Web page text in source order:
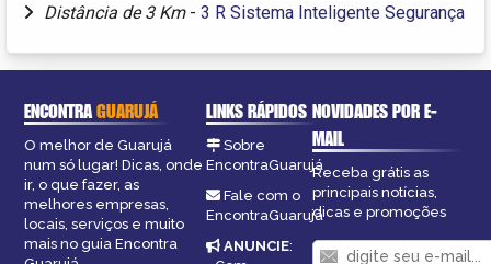
Distância de 3 Km - 3 R Sistema Inteligente Segurança
ENCONTRAGUARUJÁ
O melhor de Guarujá
num só lugar! Dicas, onde
ir, o que fazer, as
melhores empresas,
locais, serviços e muito
mais no guia Encontra
LINKS RÁPIDOS
Sobre
EncontraGuarujá
Fale com o
EncontraGuarujá
ANUNCIE:
NOVIDADES POR E-
MAIL
Receba grátis as
principais notícias,
dicas e promoções